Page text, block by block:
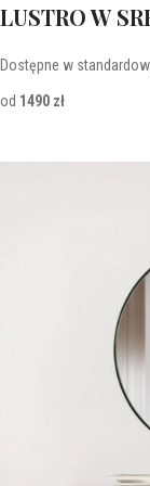
LUSTRO W
Dostępne w
od 1490 zł